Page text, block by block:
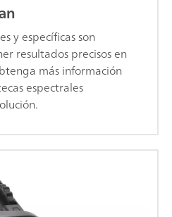
y específicas son
resultados precisos en
más información
espectrales